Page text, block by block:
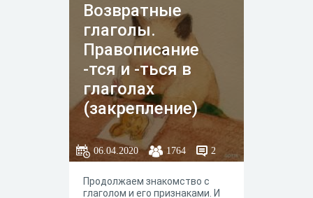
Возвратные
глаголы.
Правописание
-тся и -ться в
глаголах
(закрепление)
06.04.2020 1764 2
Продолжаем знакомство с
глаголом и его признаками. И